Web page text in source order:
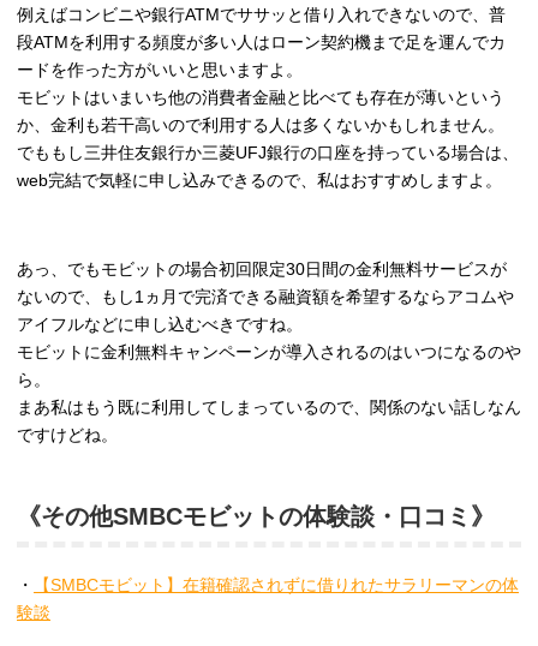
例えばコンビニや銀行ATMでササッと借り入れできないので、普
段ATMを利用する頻度が多い人はローン契約機まで足を運んでカ
ードを作った方がいいと思いますよ。
モビットはいまいち他の消費者金融と比べても存在が薄いという
か、金利も若干高いので利用する人は多くないかもしれません。
でももし三井住友銀行か三菱UFJ銀行の口座を持っている場合は、
web完結で気軽に申し込みできるので、私はおすすめしますよ。
あっ、でもモビットの場合初回限定30日間の金利無料サービスが
ないので、もし1ヵ月で完済できる融資額を希望するならアコムや
アイフルなどに申し込むべきですね。
モビットに金利無料キャンペーンが導入されるのはいつになるのや
ら。
まあ私はもう既に利用してしまっているので、関係のない話しなん
ですけどね。
《その他SMBCモビットの体験談・口コミ》
・
【SMBCモビット】在籍確認されずに借りれたサラリーマンの体
験談